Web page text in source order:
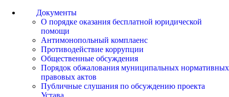
Документы
О порядке оказания бесплатной юридической
помощи
Антимонопольный комплаенс
Противодействие коррупции
Общественные обсуждения
Порядок обжалования муниципальных нормативных
правовых актов
Публичные слушания по обсуждению проекта